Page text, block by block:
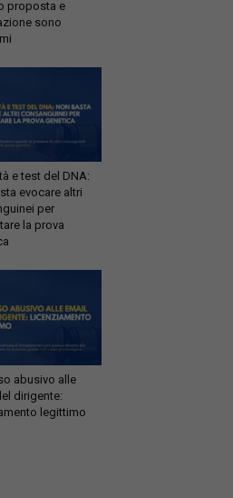
proposta e
sono
e test del DNA:
evocare altri
per
la prova
abusivo alle
dirigente:
legittimo